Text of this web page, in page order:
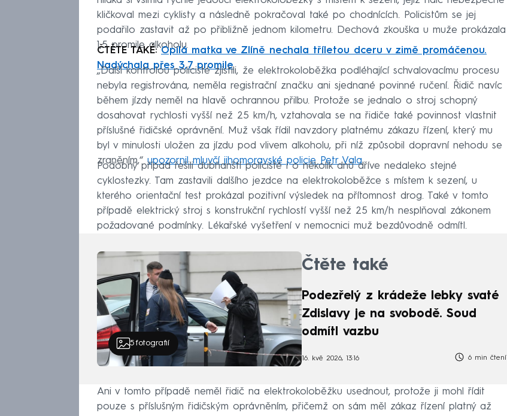
kličkoval mezi cyklisty a následně pokračoval také po chodnících. Policistům se jej
podařilo zastavit až po přibližně jednom kilometru. Dechová zkouška u muže prokázala
1,5 promile alkoholu.
ČTĚTE TAKÉ:Opilá matka ve Zlíně nechala tříletou dceru v zimě promáčenou.
Nadýchala přes 3,7 promile
„Další kontrolou policisté zjistili, že elektrokoloběžka podléhající schvalovacímu procesu
nebyla registrována, neměla registrační značku ani sjednané povinné ručení. Řidič navíc
během jízdy neměl na hlavě ochrannou přilbu. Protože se jednalo o stroj schopný
dosahovat rychlosti vyšší než 25 km/h, vztahovala se na řidiče také povinnost vlastnit
příslušné řidičské oprávnění. Muž však řídil navzdory platnému zákazu řízení, který mu
byl v minulosti uložen za jízdu pod vlivem alkoholu, při níž způsobil dopravní nehodu se
zraněním,“ upozornil mluvčí jihomoravské policie Petr Vala.
Podobný případ řešili dubňanští policisté i o několik dnů dříve nedaleko stejné
cyklostezky. Tam zastavili dalšího jezdce na elektrokoloběžce s místem k sezení, u
kterého orientační test prokázal pozitivní výsledek na přítomnost drog. Také v tomto
případě elektrický stroj s konstrukční rychlostí vyšší než 25 km/h nesplňoval zákonem
požadované podmínky. Lékařské vyšetření v nemocnici muž bezdůvodně odmítl.
5fotografií
Čtěte také
Podezřelý z krádeže lebky svaté
Zdislavy je na svobodě. Soud
odmítl vazbu
16. kvě 2026, 13:16 6 min čtení
Ani v tomto případě neměl řidič na elektrokoloběžku usednout, protože ji mohl řídit
pouze s příslušným řidičským oprávněním, přičemž on sám měl zákaz řízení platný až